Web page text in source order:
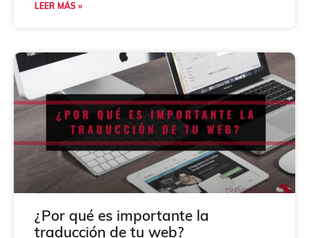
LEER MÁS »
¿Por qué es importante la
traducción de tu web?